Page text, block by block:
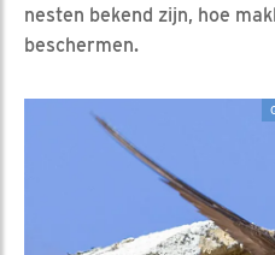
nesten bekend zijn, hoe
beschermen.